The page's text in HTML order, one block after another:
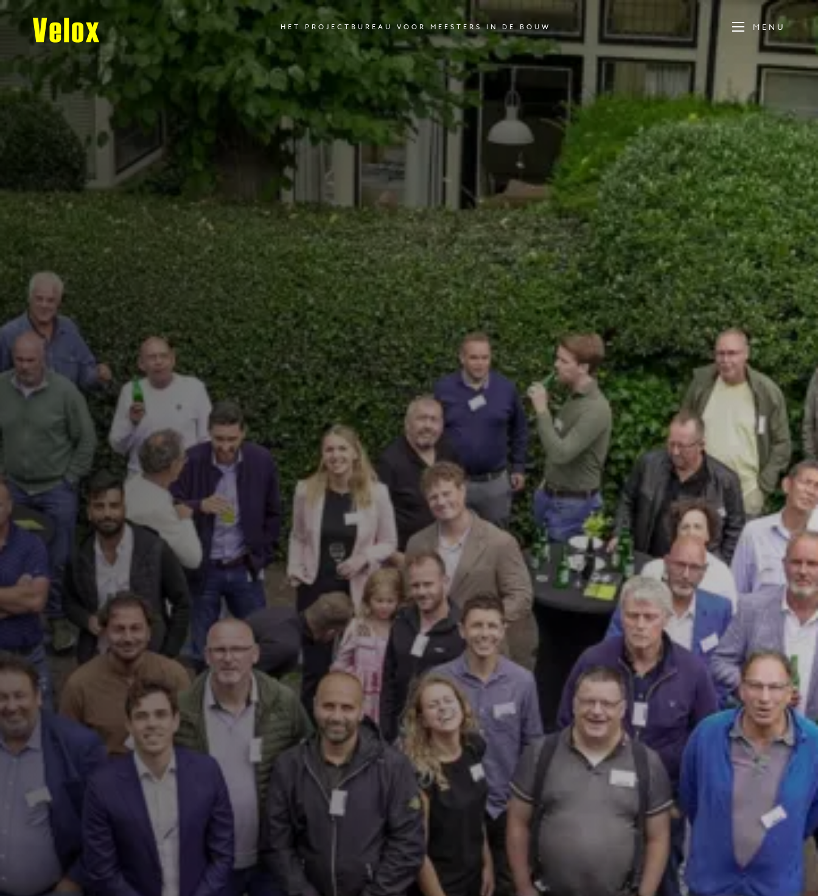
HET PROJECTBUREAU VOOR MEESTERS IN DE BOUW MENU